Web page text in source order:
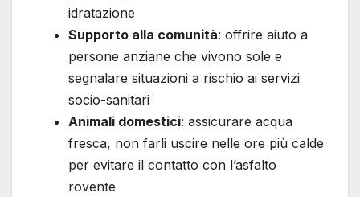
idratazione
Supporto alla comunità: offrire aiuto a
persone anziane che vivono sole e
segnalare situazioni a rischio ai servizi
socio-sanitari
Animali domestici: assicurare acqua
fresca, non farli uscire nelle ore più calde
per evitare il contatto con l’asfalto
rovente